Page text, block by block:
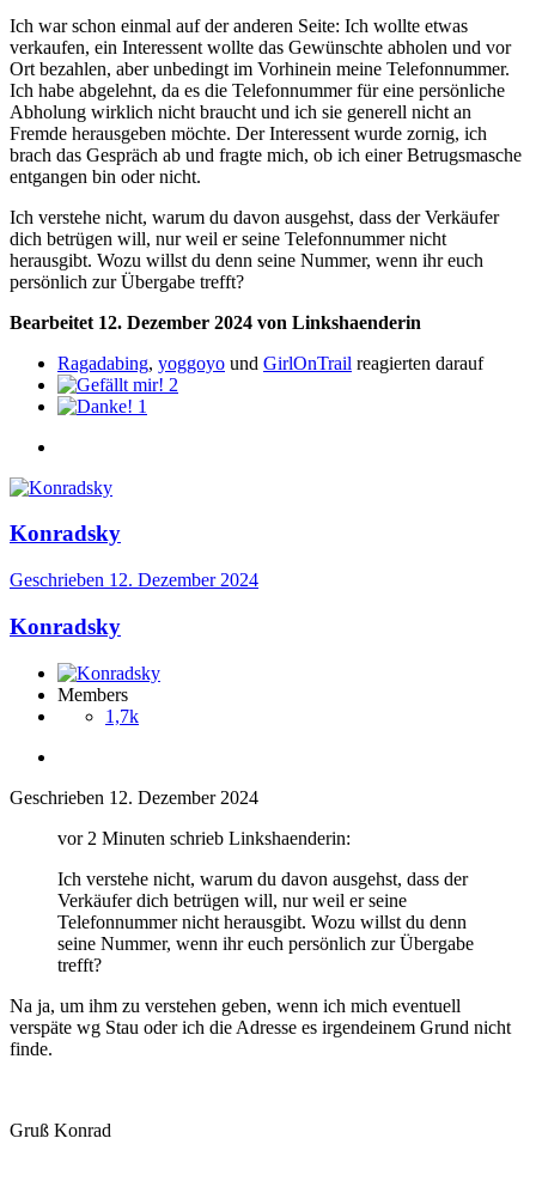
Ich war schon einmal auf der anderen Seite: Ich wollte etwas
verkaufen, ein Interessent wollte das Gewünschte abholen und vor
Ort bezahlen, aber unbedingt im Vorhinein meine Telefonnummer.
Ich habe abgelehnt, da es die Telefonnummer für eine persönliche
Abholung wirklich nicht braucht und ich sie generell nicht an
Fremde herausgeben möchte. Der Interessent wurde zornig, ich
brach das Gespräch ab und fragte mich, ob ich einer Betrugsmasche
entgangen bin oder nicht.
Ich verstehe nicht, warum du davon ausgehst, dass der Verkäufer
dich betrügen will, nur weil er seine Telefonnummer nicht
herausgibt. Wozu willst du denn seine Nummer, wenn ihr euch
persönlich zur Übergabe trefft?
Bearbeitet 12. Dezember 2024 von Linkshaenderin
Ragadabing, yoggoyo und GirlOnTrail reagierten darauf
2
1
Konradsky
Geschrieben 12. Dezember 2024
Konradsky
Members
1,7k
Geschrieben 12. Dezember 2024
vor 2 Minuten schrieb Linkshaenderin:
Ich verstehe nicht, warum du davon ausgehst, dass der
Verkäufer dich betrügen will, nur weil er seine
Telefonnummer nicht herausgibt. Wozu willst du denn
seine Nummer, wenn ihr euch persönlich zur Übergabe
trefft?
Na ja, um ihm zu verstehen geben, wenn ich mich eventuell
verspäte wg Stau oder ich die Adresse es irgendeinem Grund nicht
finde.
Gruß Konrad